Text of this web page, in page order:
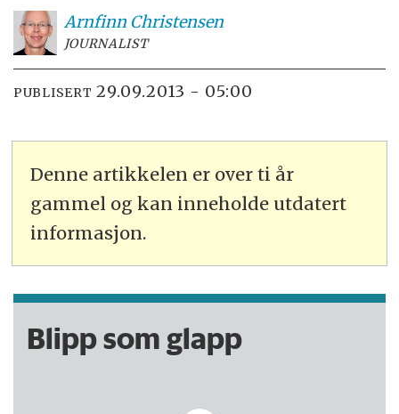
Arnfinn Christensen
JOURNALIST
PUBLISERT 29.09.2013 - 05:00
Denne artikkelen er over ti år
gammel og kan inneholde utdatert
informasjon.
Blipp som glapp